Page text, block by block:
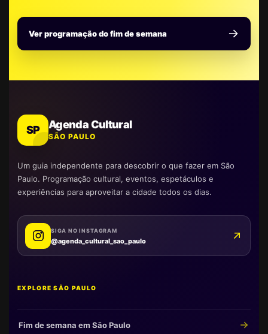
Ver programação do fim de semana
SP Agenda Cultural
SÃO PAULO
Um guia independente para descobrir o que fazer em São
Paulo. Programação cultural, eventos, espetáculos e
experiências para aproveitar a cidade todos os dias.
SIGA NO INSTAGRAM
@agenda_cultural_sao_paulo
EXPLORE SÃO PAULO
Fim de semana em São Paulo